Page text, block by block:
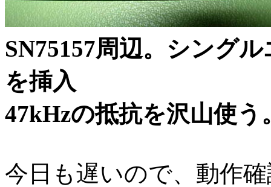
SN75157周辺。シング
を挿入
47kHzの抵抗を沢山使う
今日も遅いので、動作